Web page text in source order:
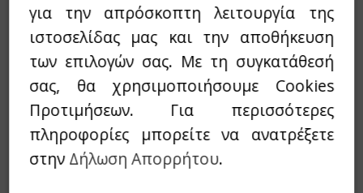
Amazonia Raw Ratio Ars
για την απρόσκοπτη λειτουργία της
ιστοσελίδας μας και την αποθήκευση
των επιλογών σας. Με τη συγκατάθεσή
σας, θα χρησιμοποιήσουμε Cookies
Προτιμήσεων. Για περισσότερες
πληροφορίες μπορείτε να ανατρέξετε
στηνΔήλωση Απορρήτου.